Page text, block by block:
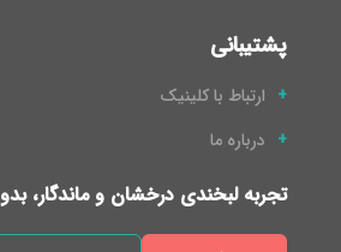
پشتیبانی
ارتباط با کلینیک
درباره ما
تجربه لبخندی درخشان و ماندگار،